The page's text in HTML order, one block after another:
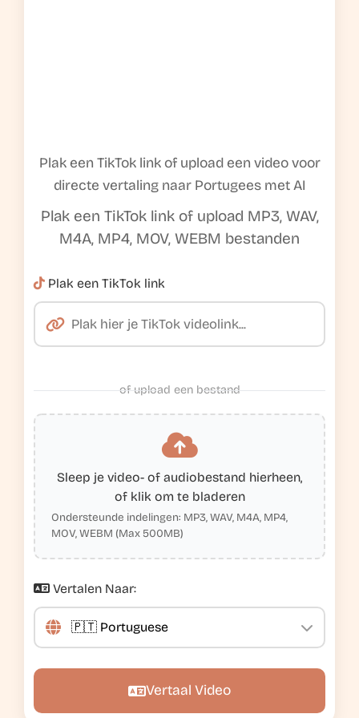
Plak een TikTok link of upload een video voor
directe vertaling naar Portugees met AI
Plak een TikTok link of upload MP3, WAV,
M4A, MP4, MOV, WEBM bestanden
Plak een TikTok link
of upload een bestand
Sleep je video- of audiobestand hierheen,
of klik om te bladeren
Ondersteunde indelingen: MP3, WAV, M4A, MP4,
MOV, WEBM (Max 500MB)
Vertalen Naar:
Vertaal Video